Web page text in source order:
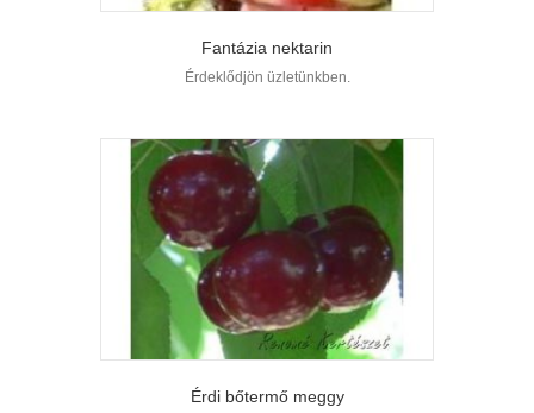
Fantázia nektarin
Érdeklődjön üzletünkben.
Érdi bőtermő meggy